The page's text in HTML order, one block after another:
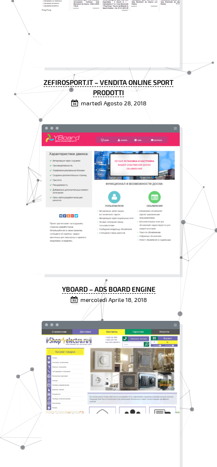
ZEFIROSPORT.IT – VENDITA ONLINE SPORT
PRODOTTI
martedì Agosto 28, 2018
YBOARD – ADS BOARD ENGINE
mercoledì Aprile 18, 2018